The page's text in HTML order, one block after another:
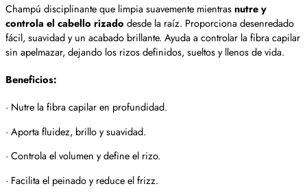
Champú disciplinante que limpia suavemente mientrasnutre y
controla el cabello rizado desde la raíz. Proporciona desenredado
fácil, suavidad y un acabado brillante. Ayuda a controlar la fibra capilar
sin apelmazar, dejando los rizos definidos, sueltos y llenos de vida.
Beneficios:
· Nutre la fibra capilar en profundidad.
· Aporta fluidez, brillo y suavidad.
· Controla el volumen y define el rizo.
· Facilita el peinado y reduce el frizz.